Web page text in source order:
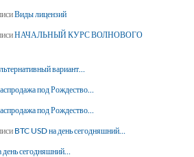
Виды лицензий
НАЧАЛЬНЫЙ КУРС ВОЛНОВОГО
вариант…
под Рождество…
под Рождество…
BTC USD на день сегодняшний…
день сегодняшний…